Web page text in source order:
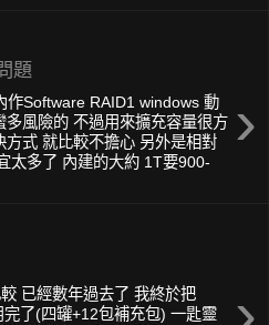
題
›
作Software RAID1 windows 動
風險的 不過用來擴充容量很方
式 就比較不擔心 另外是相對
太多了 內建的大約 1T要900-
已經數年過去了 我終於把
了(四罐+12包補充包) 一匙靈